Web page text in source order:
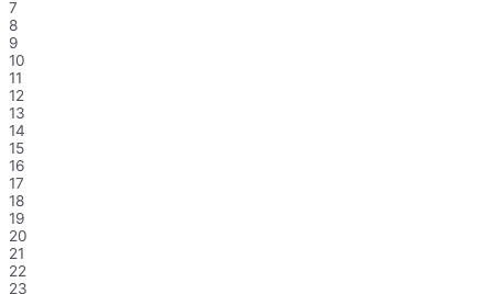
7
8
9
10
11
12
13
14
15
16
17
18
19
20
21
22
23